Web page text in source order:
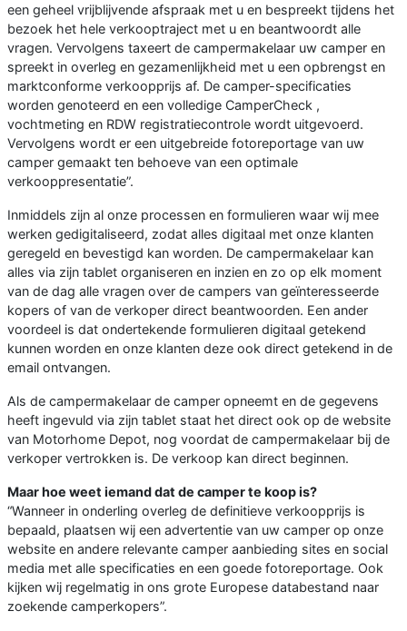
een geheel vrijblijvende afspraak met u en bespreekt tijdens het
bezoek het hele verkooptraject met u en beantwoordt alle
vragen. Vervolgens taxeert de campermakelaar uw camper en
spreekt in overleg en gezamenlijkheid met u een opbrengst en
marktconforme verkoopprijs af. De camper-specificaties
worden genoteerd en een volledige CamperCheck ,
vochtmeting en RDW registratiecontrole wordt uitgevoerd.
Vervolgens wordt er een uitgebreide fotoreportage van uw
camper gemaakt ten behoeve van een optimale
verkooppresentatie”.
Inmiddels zijn al onze processen en formulieren waar wij mee
werken gedigitaliseerd, zodat alles digitaal met onze klanten
geregeld en bevestigd kan worden. De campermakelaar kan
alles via zijn tablet organiseren en inzien en zo op elk moment
van de dag alle vragen over de campers van geïnteresseerde
kopers of van de verkoper direct beantwoorden. Een ander
voordeel is dat ondertekende formulieren digitaal getekend
kunnen worden en onze klanten deze ook direct getekend in de
email ontvangen.
Als de campermakelaar de camper opneemt en de gegevens
heeft ingevuld via zijn tablet staat het direct ook op de website
van Motorhome Depot, nog voordat de campermakelaar bij de
verkoper vertrokken is. De verkoop kan direct beginnen.
Maar hoe weet iemand dat de camper te koop is?
“Wanneer in onderling overleg de definitieve verkoopprijs is
bepaald, plaatsen wij een advertentie van uw camper op onze
website en andere relevante camper aanbieding sites en social
media met alle specificaties en een goede fotoreportage. Ook
kijken wij regelmatig in ons grote Europese databestand naar
zoekende camperkopers”.